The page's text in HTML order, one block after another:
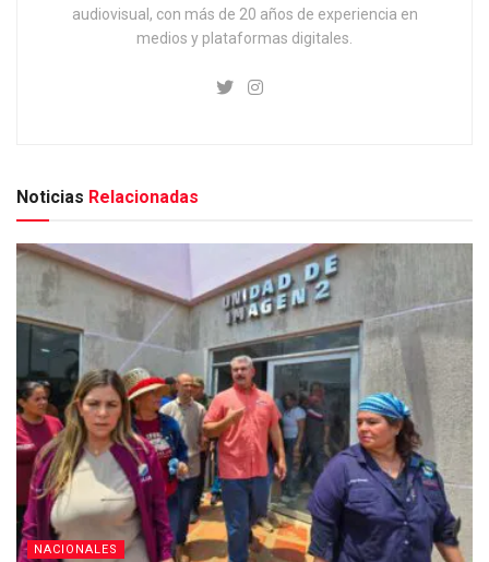
audiovisual, con más de 20 años de experiencia en
medios y plataformas digitales.
Noticias Relacionadas
NACIONALES